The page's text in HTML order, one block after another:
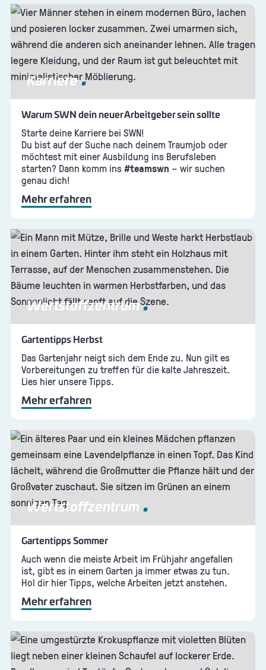
Karriere
Warum SWN dein neuer Arbeitgeber sein sollte
Starte deine Karriere bei SWN!
Du bist auf der Suche nach deinem Traumjob oder
möchtest mit einer Ausbildung ins Berufsleben
starten? Dann komm ins#teamswn – wir suchen
genau dich!
Mehr erfahren
Wertstoffzentrum
Gartentipps Herbst
Das Gartenjahr neigt sich dem Ende zu. Nun gilt es
Vorbereitungen zu treffen für die kalte Jahreszeit.
Lies hier unsere Tipps.
Mehr erfahren
Wertstoffzentrum
Gartentipps Sommer
Auch wenn die meiste Arbeit im Frühjahr angefallen
ist, gibt es in einem Garten ja immer etwas zu tun.
Hol dir hier Tipps, welche Arbeiten jetzt anstehen.
Mehr erfahren